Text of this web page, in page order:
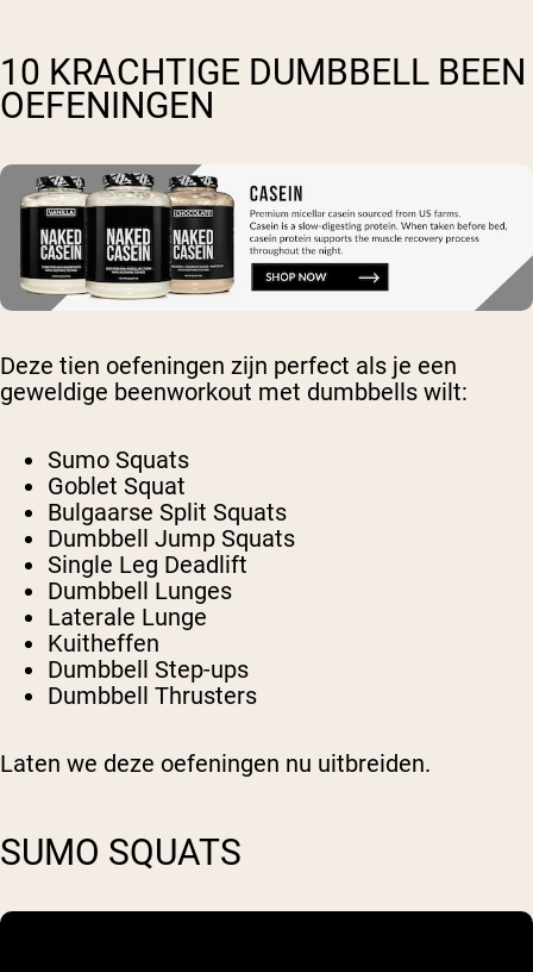
10 KRACHTIGE DUMBBELL BEEN
OEFENINGEN
Deze tien oefeningen zijn perfect als je een
geweldige beenworkout met dumbbells wilt:
Sumo Squats
Goblet Squat
Bulgaarse Split Squats
Dumbbell Jump Squats
Single Leg Deadlift
Dumbbell Lunges
Laterale Lunge
Kuitheffen
Dumbbell Step-ups
Dumbbell Thrusters
Laten we deze oefeningen nu uitbreiden.
SUMO SQUATS